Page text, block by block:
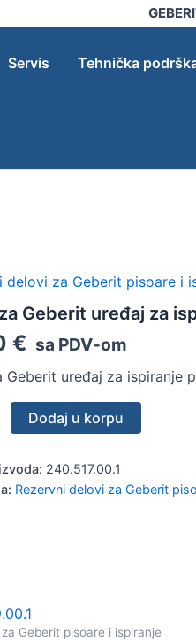
Servis Tehnička
delovi za Geberit pisoare i
Geberit uređaj za
€ sa PDV-om
Geberit uređaj za ispiranje
Dodaj u korpu
240.517.00.1
Rezervni delovi za Geberit
Geberit pisoare i ispiranje